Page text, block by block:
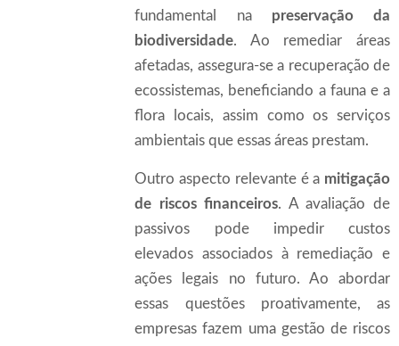
fundamental na preservação da
biodiversidade. Ao remediar áreas
afetadas, assegura-se a recuperação de
ecossistemas, beneficiando a fauna e a
flora locais, assim como os serviços
ambientais que essas áreas prestam.
Outro aspecto relevante é a mitigação
de riscos financeiros. A avaliação de
passivos pode impedir custos
elevados associados à remediação e
ações legais no futuro. Ao abordar
essas questões proativamente, as
empresas fazem uma gestão de riscos